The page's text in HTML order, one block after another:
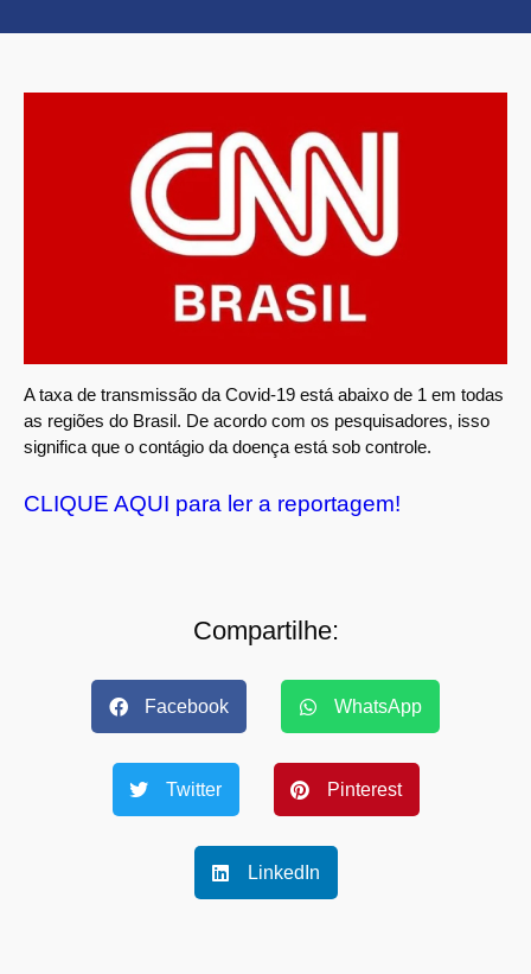
A taxa de transmissão da Covid-19 está abaixo de 1 em todas
as regiões do Brasil. De acordo com os pesquisadores, isso
significa que o contágio da doença está sob controle.
CLIQUE AQUI para ler a reportagem!
Compartilhe:
Facebook WhatsApp
Twitter Pinterest
LinkedIn